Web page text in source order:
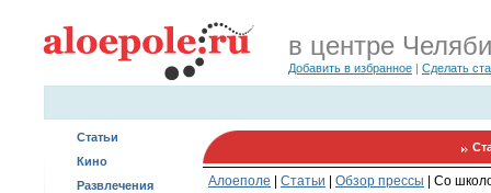
в центре
Добавить в избранное | Сделать
Статьи
Кино
Развлечения
Алоеполе Статьи Обзор прессы Со